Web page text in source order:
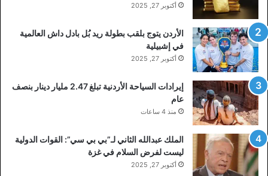
أكتوبر 27, 2025
الأردن يتوج بلقب بطولة ريد بُل بادل داش العالمية
في إشبيلية
أكتوبر 27, 2025
إيرادات السياحة الأردنية تبلغ 2.47 مليار دينار بنصف
عام
منذ 4 ساعات
الملك عبدالله الثاني لـ”بي بي سي”: القوات الدولية
ليست لفرض السلام في غزة
أكتوبر 27, 2025